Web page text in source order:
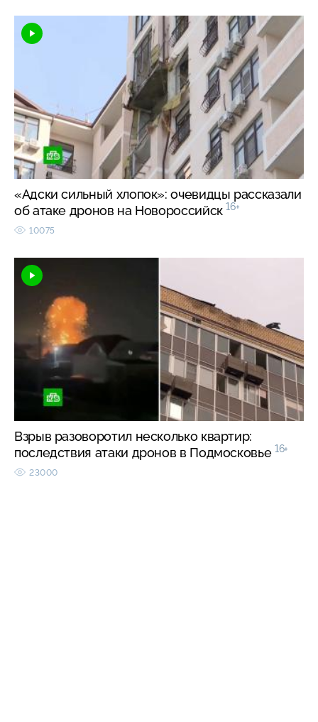
«Адски сильный хлопок»: очевидцы рассказали
об атаке дронов на Новороссийск 16+
10075
Взрыв разоворотил несколько квартир:
последствия атаки дронов в Подмосковье 16+
23000